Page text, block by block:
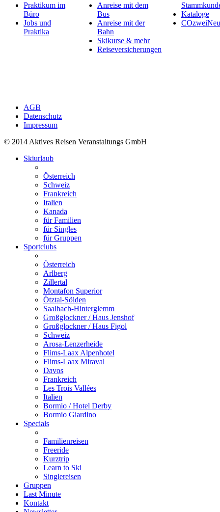
Praktikum im
Büro
Jobs und
Praktika
Anreise mit dem
Bus
Anreise mit der
Bahn
Skikurse & mehr
Reiseversicherungen
Kataloge
AGB
Datenschutz
Impressum
© 2014 Aktives Reisen Veranstaltungs GmbH
Skiurlaub
Österreich
Schweiz
Frankreich
Italien
Kanada
für Familien
für Singles
für Gruppen
Sportclubs
Österreich
Arlberg
Zillertal
Montafon Superior
Ötztal-Sölden
Saalbach-Hinterglemm
Großglockner / Haus Jenshof
Großglockner / Haus Figol
Schweiz
Arosa-Lenzerheide
Flims-Laax Alpenhotel
Flims-Laax Miraval
Davos
Frankreich
Les Trois Vallées
Italien
Bormio / Hotel Derby
Bormio Giardino
Specials
Familienreisen
Freeride
Kurztrip
Learn to Ski
Singlereisen
Gruppen
Last Minute
Kontakt